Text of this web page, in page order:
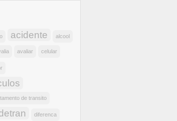
acidente alcool
avaliar celular
de transito
diferenca